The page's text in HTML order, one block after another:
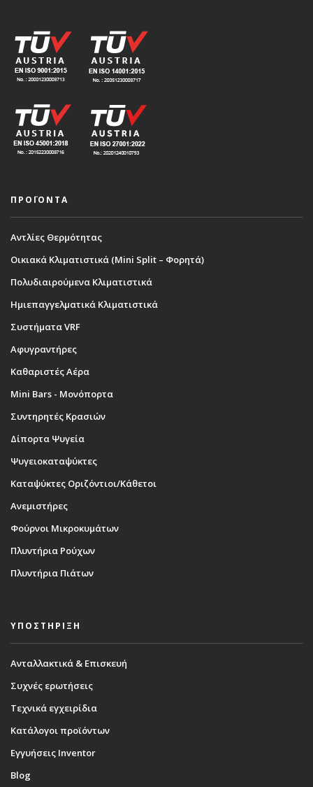
ΠΡΟΪΟΝΤΑ
Αντλίες Θερμότητας
Οικιακά Κλιματιστικά (Mini Split – Φορητά)
Πολυδιαιρούμενα Κλιματιστικά
Ημιεπαγγελματικά Κλιματιστικά
Συστήματα VRF
Αφυγραντήρες
Καθαριστές Αέρα
Mini Bars - Μονόπορτα
Συντηρητές Κρασιών
Δίπορτα Ψυγεία
Ψυγειοκαταψύκτες
Καταψύκτες Οριζόντιοι/Κάθετοι
Ανεμιστήρες
Φούρνοι Μικροκυμάτων
Πλυντήρια Ρούχων
Πλυντήρια Πιάτων
ΥΠΟΣΤΗΡΙΞΗ
Ανταλλακτικά & Επισκευή
Συχνές ερωτήσεις
Τεχνικά εγχειρίδια
Κατάλογοι προϊόντων
Εγγυήσεις Inventor
Blog